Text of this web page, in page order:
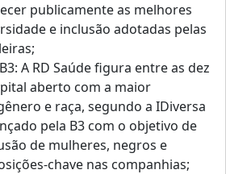
publicamente as melhores
e inclusão adotadas pelas
A RD Saúde figura entre as dez
aberto com a maior
e raça, segundo a IDiversa
pela B3 com o objetivo de
de mulheres, negros e
chave nas companhias;